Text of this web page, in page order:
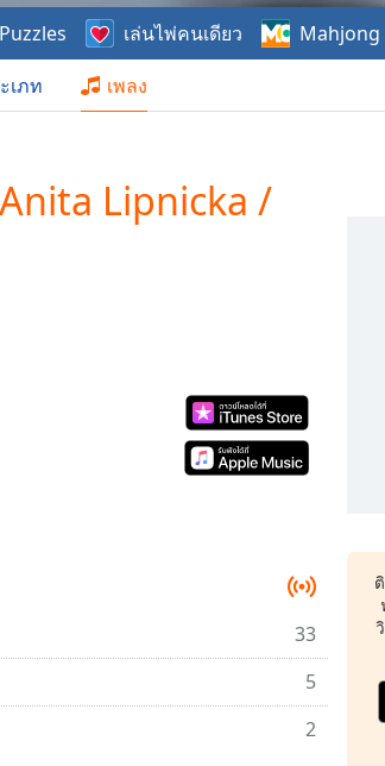
เภท เพลง
Puzzles เล่นไพ่คนเดียว Mahjong
Lipnicka /
33
5
2